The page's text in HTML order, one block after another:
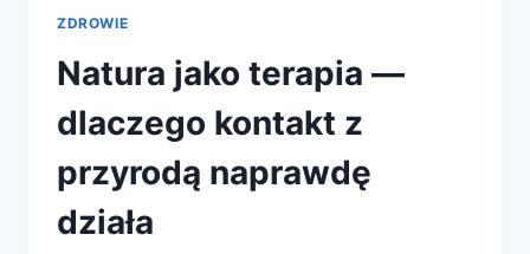
ZDROWIE
Natura jako terapia —
dlaczego kontakt z
przyrodą naprawdę
działa